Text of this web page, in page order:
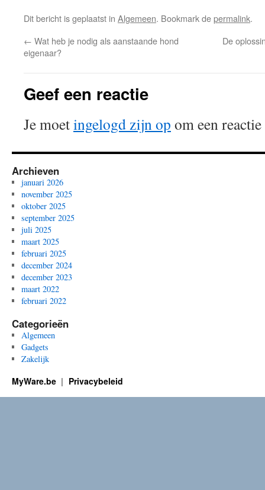
Dit bericht is geplaatst in Algemeen. Bookmark depermalink.
← Wat heb je nodig als aanstaande hond
eigenaar?
De
Geef een reactie
Je moetingelogd zijn op om een
Archieven
januari 2026
november 2025
oktober 2025
september 2025
juli 2025
maart 2025
februari 2025
december 2024
december 2023
maart 2022
februari 2022
Categorieën
Algemeen
Gadgets
Zakelijk
MyWare.be Privacybeleid